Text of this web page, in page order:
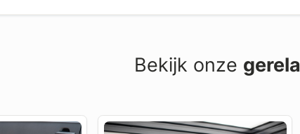
Bekijk onze